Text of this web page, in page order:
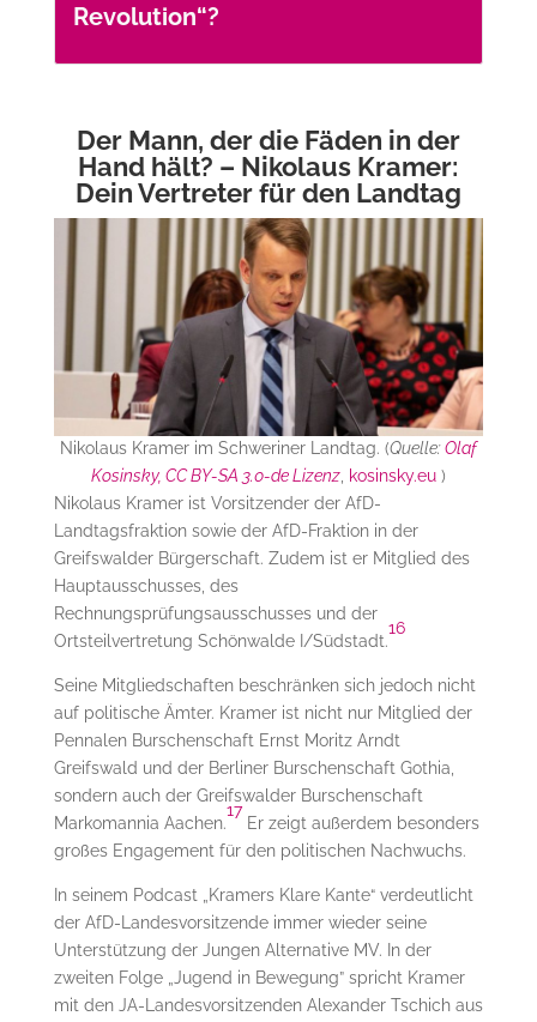
Revolution“?
Der Mann, der die Fäden in der
Hand hält? – Nikolaus Kramer:
Dein Vertreter für den Landtag
Nikolaus Kramer im Schweriner Landtag. (Quelle:Olaf
Kosinsky, CC BY-SA 3.0-de Lizenz, kosinsky.eu)
Nikolaus Kramer ist Vorsitzender der AfD-
Landtagsfraktion sowie der AfD-Fraktion in der
Greifswalder Bürgerschaft. Zudem ist er Mitglied des
Hauptausschusses, des
Rechnungsprüfungsausschusses und der
Ortsteilvertretung Schönwalde I/Südstadt.
16
Seine Mitgliedschaften beschränken sich jedoch nicht
auf politische Ämter. Kramer ist nicht nur Mitglied der
Pennalen Burschenschaft Ernst Moritz Arndt
Greifswald und der Berliner Burschenschaft Gothia,
sondern auch der Greifswalder Burschenschaft
Markomannia Aachen.
17
Er zeigt außerdem besonders
großes Engagement für den politischen Nachwuchs.
In seinem Podcast „Kramers Klare Kante“ verdeutlicht
der AfD-Landesvorsitzende immer wieder seine
Unterstützung der Jungen Alternative MV. In der
zweiten Folge „Jugend in Bewegung” spricht Kramer
mit den JA-Landesvorsitzenden Alexander Tschich aus